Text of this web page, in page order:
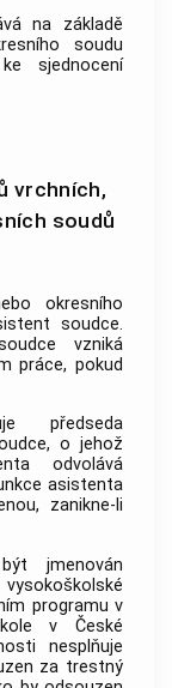
na základě
soudu
sjednocení
vrchních,
soudů
okresního
soudce.
vzniká
práce, pokud
předseda
o jehož
odvolává
asistenta
zanikne-li
jmenován
programu v
v České
nesplňuje
za trestný